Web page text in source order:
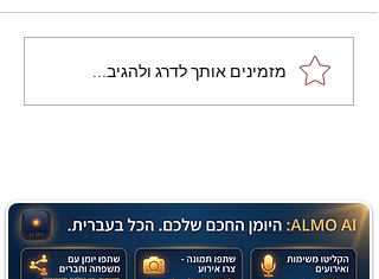
מתכון מנצח עוגת מייפל
שוקולד בחושה וקלה - זיוה
מזמינים אותך לדרג ולהגיב...